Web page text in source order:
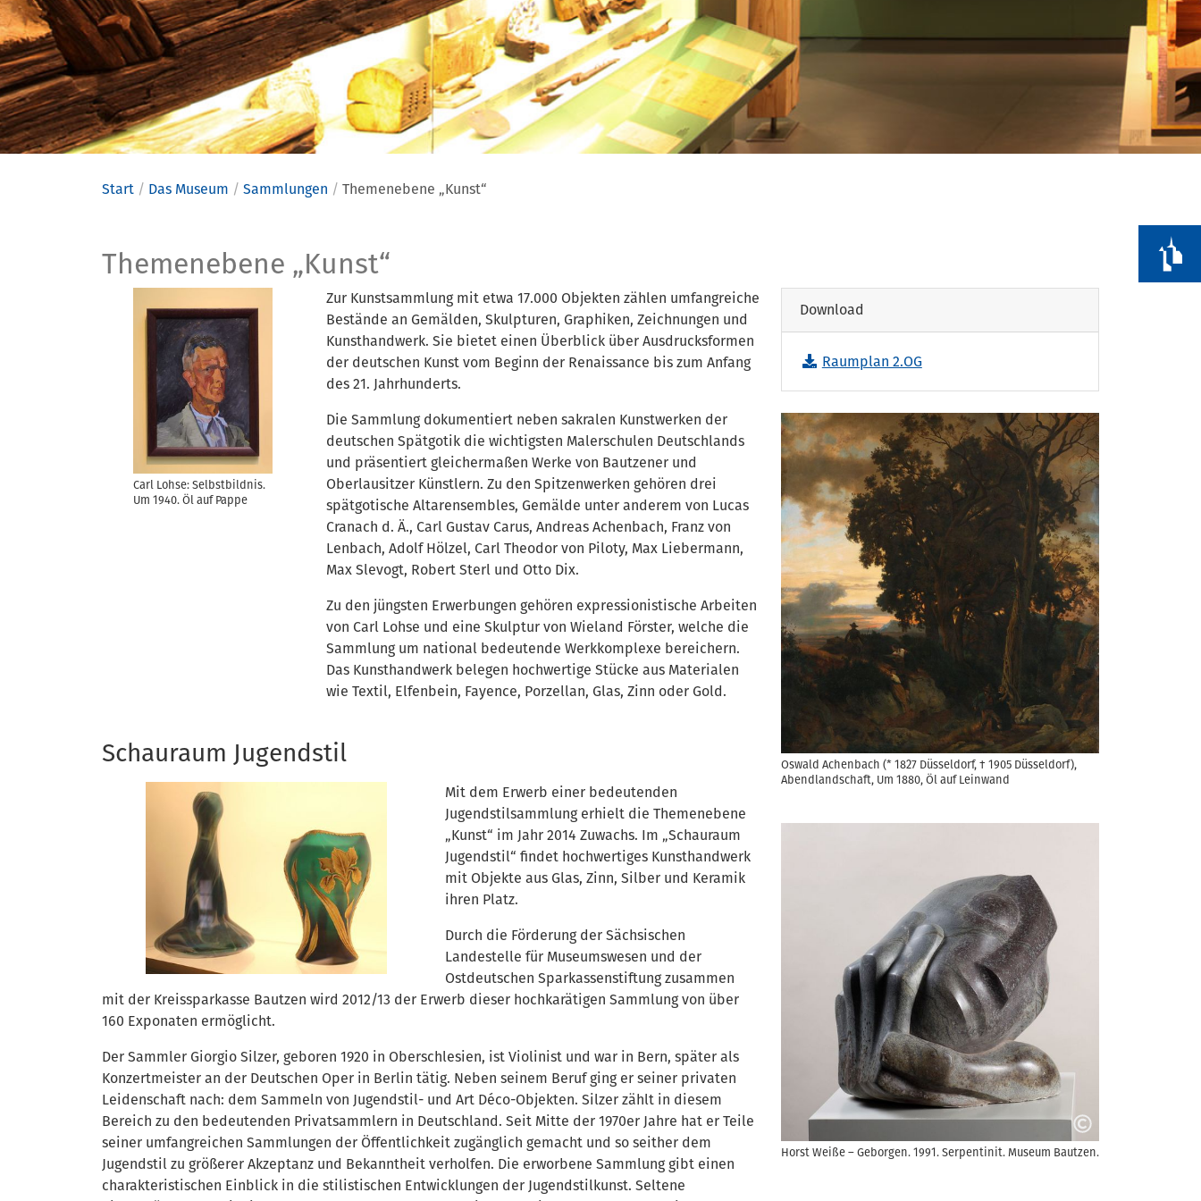
Start Das Museum Sammlungen Themenebene „Kunst“
Themenebene „Kunst“
Themenebene „Kunst“
Carl Lohse: Selbstbildnis.
Um 1940. Öl auf Pappe
Zur Kunstsammlung mit etwa 17.000 Objekten zählen umfangreiche
Bestände an Gemälden, Skulpturen, Graphiken, Zeichnungen und
Kunsthandwerk. Sie bietet einen Überblick über Ausdrucksformen
der deutschen Kunst vom Beginn der Renaissance bis zum Anfang
des 21. Jahrhunderts.
Die Sammlung dokumentiert neben sakralen Kunstwerken der
deutschen Spätgotik die wichtigsten Malerschulen Deutschlands
und präsentiert gleichermaßen Werke von Bautzener und
Oberlausitzer Künstlern. Zu den Spitzenwerken gehören drei
spätgotische Altarensembles, Gemälde unter anderem von Lucas
Cranach d. Ä., Carl Gustav Carus, Andreas Achenbach, Franz von
Lenbach, Adolf Hölzel, Carl Theodor von Piloty, Max Liebermann,
Max Slevogt, Robert Sterl und Otto Dix.
Zu den jüngsten Erwerbungen gehören expressionistische Arbeiten
von Carl Lohse und eine Skulptur von Wieland Förster, welche die
Sammlung um national bedeutende Werkkomplexe bereichern.
Das Kunsthandwerk belegen hochwertige Stücke aus Materialen
wie Textil, Elfenbein, Fayence, Porzellan, Glas, Zinn oder Gold.
Schauraum Jugendstil
Mit dem Erwerb einer bedeutenden
Jugendstilsammlung erhielt die Themenebene
„Kunst“ im Jahr 2014 Zuwachs. Im „Schauraum
Jugendstil“ findet hochwertiges Kunsthandwerk
mit Objekte aus Glas, Zinn, Silber und Keramik
ihren Platz.
Durch die Förderung der Sächsischen
Landestelle für Museumswesen und der
Ostdeutschen Sparkassenstiftung zusammen
mit der Kreissparkasse Bautzen wird 2012/13 der Erwerb dieser hochkarätigen Sammlung von über
160 Exponaten ermöglicht.
Der Sammler Giorgio Silzer, geboren 1920 in Oberschlesien, ist Violinist und war in Bern, später als
Konzertmeister an der Deutschen Oper in Berlin tätig. Neben seinem Beruf ging er seiner privaten
Leidenschaft nach: dem Sammeln von Jugendstil- und Art Déco-Objekten. Silzer zählt in diesem
Bereich zu den bedeutenden Privatsammlern in Deutschland. Seit Mitte der 1970er Jahre hat er Teile
seiner umfangreichen Sammlungen der Öffentlichkeit zugänglich gemacht und so seither dem
Jugendstil zu größerer Akzeptanz und Bekanntheit verholfen. Die erworbene Sammlung gibt einen
charakteristischen Einblick in die stilistischen Entwicklungen der Jugendstilkunst. Seltene
Download
Raumplan 2.OG
Oswald Achenbach (* 1827 Düsseldorf, † 1905 Düsseldorf),
Abendlandschaft, Um 1880, Öl auf Leinwand
Horst Weiße – Geborgen. 1991. Serpentinit. Museum Bautzen.